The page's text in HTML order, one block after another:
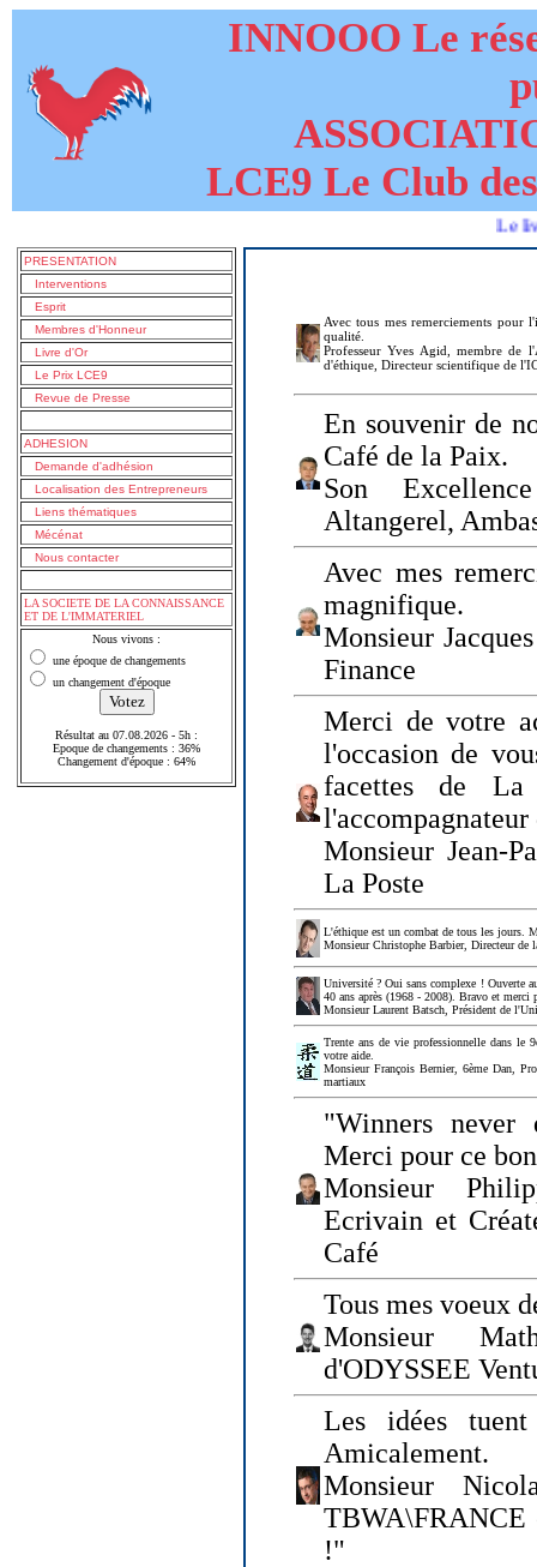
INNOOO Le
LCE9 Le Club
Le livre de
PRESENTATION
Interventions
Esprit
Membres d'Honneur
Livre d'Or
Le Prix LCE9
Revue de Presse
ADHESION
Demande d'adhésion
Localisation des Entrepreneurs
Liens thématiques
Mécénat
Nous contacter
LA SOCIETE DE LA CONNAISSANCE
ET DE L'IMMATERIEL
Nous vivons :
une époque de changements
un changement d'époque
Résultat au 07.08.2026 - 5h :
Epoque de changements : 36%
Changement d'époque : 64%
Avec tous mes remerciements pour
qualité.
Professeur Yves Agid, membre de
d'éthique, Directeur scientifique de
En souvenir de
Café de la Paix.
Son
Altangerel,
Avec mes
magnifique.
Monsieur
Finance
Merci de votre
l'occasion de
facettes de
Monsieur Jean-
La Poste
L'éthique est un combat de tous les jours.
Monsieur Christophe Barbier, Directeur de
Université ? Oui sans complexe ! Ouverte
40 ans après (1968 - 2008). Bravo et merci
Monsieur Laurent Batsch, Président de
Trente ans de vie professionnelle dans le
votre aide.
Monsieur François Bernier, 6ème Dan,
martiaux
"Winners
Merci pour ce
Monsieur
Ecrivain et
Café
Tous mes voeux
Monsieur
d'ODYSSEE
Les idées
Amicalement.
Monsieur
TBWA\FRANCE
!"